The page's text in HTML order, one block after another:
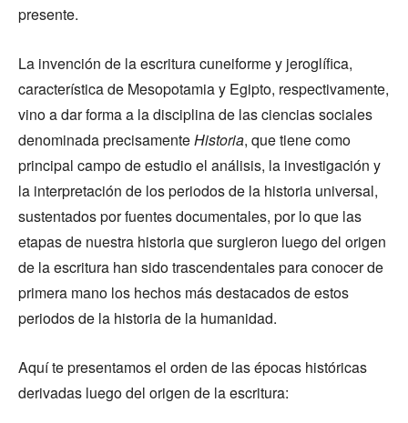
presente.
La invención de la escritura cuneiforme y jeroglífica,
característica de Mesopotamia y Egipto, respectivamente,
vino a dar forma a la disciplina de las ciencias sociales
denominada precisamenteHistoria, que tiene como
principal campo de estudio el análisis, la investigación y
la interpretación de los periodos de la historia universal,
sustentados por fuentes documentales, por lo que las
etapas de nuestra historia que surgieron luego del origen
de la escritura han sido trascendentales para conocer de
primera mano los hechos más destacados de estos
periodos de la historia de la humanidad.
Aquí te presentamos el orden de las épocas históricas
derivadas luego del origen de la escritura: